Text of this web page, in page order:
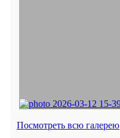
Посмотреть всю галерею